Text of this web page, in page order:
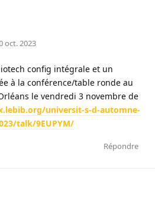
oct. 2023
config intégrale et un
à la conférence/table ronde au
le vendredi 3 novembre de
universit-s-d-automne-
talk/9EUPYM/
Répondre